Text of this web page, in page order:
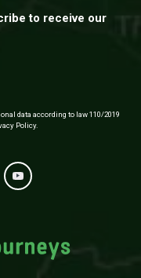
to receive our
data according to law 110/2019
Policy.